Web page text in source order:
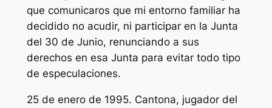
que comunicaros que mi entorno familiar ha
decidido no acudir, ni participar en la Junta
del 30 de Junio, renunciando a sus
derechos en esa Junta para evitar todo tipo
de especulaciones.
25 de enero de 1995. Cantona, jugador del